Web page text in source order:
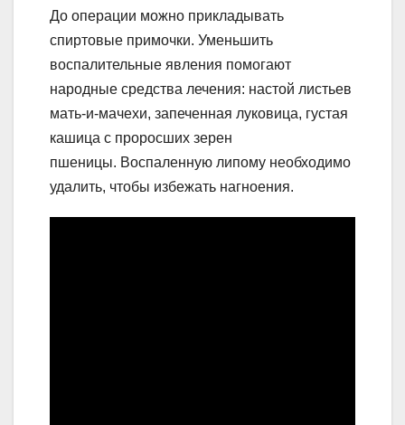
До операции можно прикладывать
спиртовые примочки. Уменьшить
воспалительные явления помогают
народные средства лечения: настой листьев
мать-и-мачехи, запеченная луковица, густая
кашица с проросших зерен
пшеницы. Воспаленную липому необходимо
удалить, чтобы избежать нагноения.